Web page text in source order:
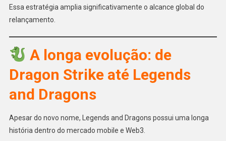
Essa estratégia amplia significativamente o alcance global do
relançamento.
A longa evolução: de
Dragon Strike até Legends
and Dragons
Apesar do novo nome, Legends and Dragons possui uma longa
história dentro do mercado mobile e Web3.